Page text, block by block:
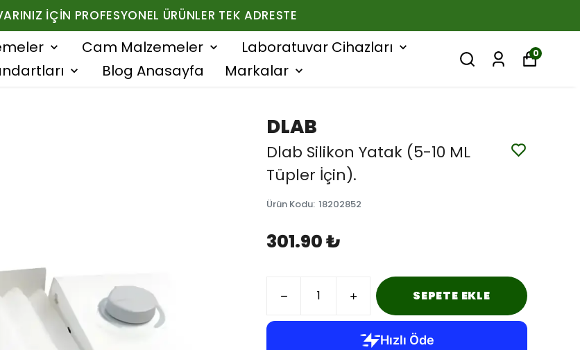
İÇIN PROFESYONEL ÜRÜNLER TEK ADRESTE
Cam Malzemeler
Laboratuvar Cihazları
Blog Anasayfa Markalar
0
DLAB
Dlab Silikon Yatak (5-10 ML
Tüpler İçin).
Ürün Kodu: 18202852
301.90 ₺
SEPETE EKLE